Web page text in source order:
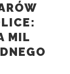
MIL